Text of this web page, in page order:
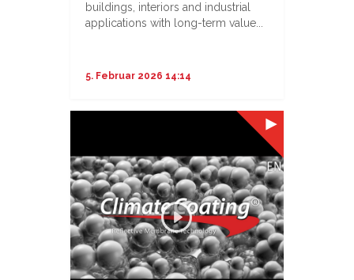
buildings, interiors and industrial
applications with long-term value...
5. Februar 2026 14:14